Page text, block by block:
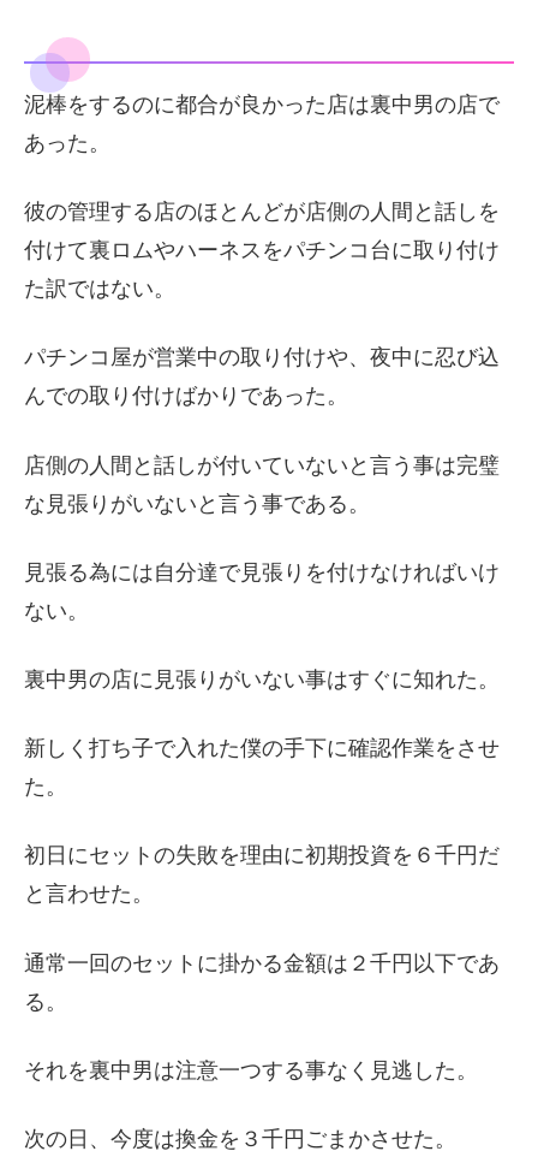
泥棒をするのに都合が良かった店は裏中男の店で
あった。
彼の管理する店のほとんどが店側の人間と話しを
付けて裏ロムやハーネスをパチンコ台に取り付け
た訳ではない。
パチンコ屋が営業中の取り付けや、夜中に忍び込
んでの取り付けばかりであった。
店側の人間と話しが付いていないと言う事は完璧
な見張りがいないと言う事である。
見張る為には自分達で見張りを付けなければいけ
ない。
裏中男の店に見張りがいない事はすぐに知れた。
新しく打ち子で入れた僕の手下に確認作業をさせ
た。
初日にセットの失敗を理由に初期投資を６千円だ
と言わせた。
通常一回のセットに掛かる金額は２千円以下であ
る。
それを裏中男は注意一つする事なく見逃した。
次の日、今度は換金を３千円ごまかさせた。